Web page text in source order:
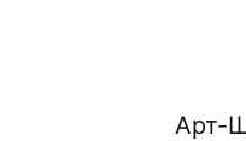
Арт-